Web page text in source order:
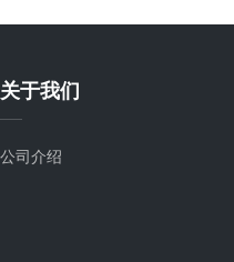
关于我们
公司介绍